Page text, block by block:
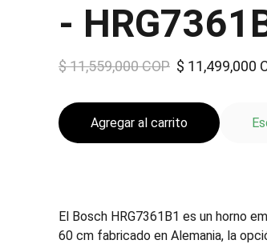
-
$ 11,559,000 COP $ 11,499,000
Agregar al carrito
El Bosch HRG7361B1 es un horno
60 cm fabricado en Alemania, la